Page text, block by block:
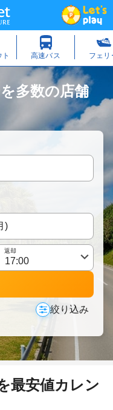
多数の店舗
返却
絞り込み
最安値カレン